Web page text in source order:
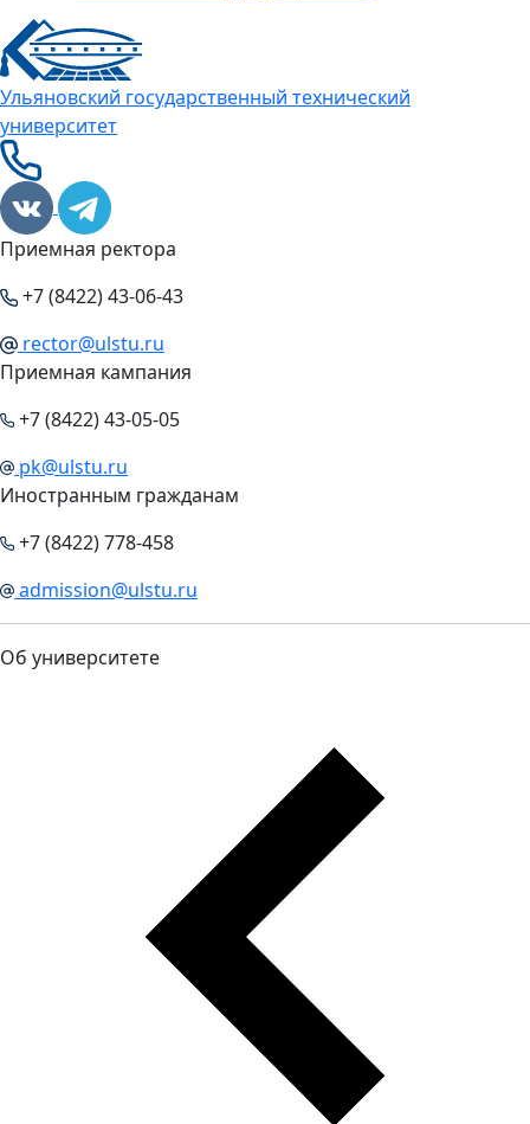
Ульяновский государственный технический
университет
Приемная ректора
+7 (8422) 43-06-43
rector@ulstu.ru
Приемная кампания
+7 (8422) 43-05-05
pk@ulstu.ru
Иностранным гражданам
+7 (8422) 778-458
admission@ulstu.ru
Об университете